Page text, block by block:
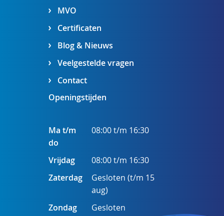
MVO
Certificaten
Blog & Nieuws
Veelgestelde vragen
Contact
Openingstijden
Ma t/m
do
08:00 t/m 16:30
Vrijdag
08:00 t/m 16:30
Zaterdag
Gesloten (t/m 15
aug)
Zondag
Gesloten